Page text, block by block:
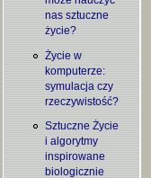
nas sztuczne
życie?
Życie w
komputerze:
symulacja czy
rzeczywistość?
Sztuczne Życie
i algorytmy
inspirowane
biologicznie